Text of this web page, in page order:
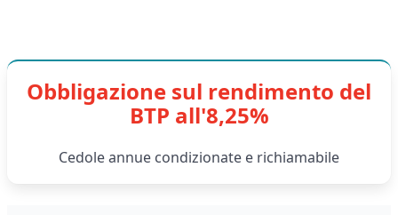
Obbligazione sul rendimento del
BTP all'8,25%
Cedole annue condizionate e richiamabile